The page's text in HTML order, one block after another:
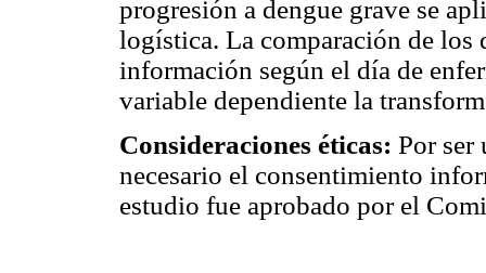
progresión a dengue grave se
logística. La comparación de los
información según el día de
variable dependiente la
Consideraciones éticas: Por ser
necesario el consentimiento
estudio fue aprobado por el